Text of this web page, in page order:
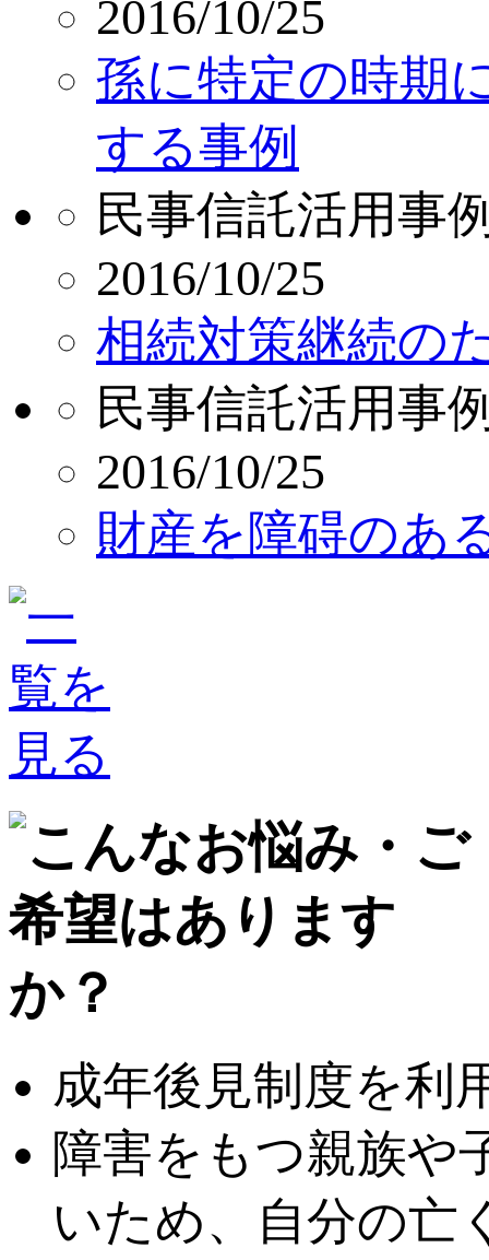
2016/10/25
孫に特定の時期
する事例
民事信託活用事
2016/10/25
相続対策継続の
民事信託活用事
2016/10/25
財産を障碍のあ
成年後見制度を利
障害をもつ親族や
いため、自分の亡